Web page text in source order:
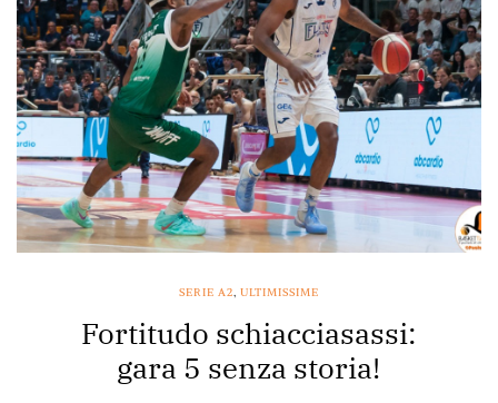
SERIE A2, ULTIMISSIME
Fortitudo schiacciasassi:
gara 5 senza storia!